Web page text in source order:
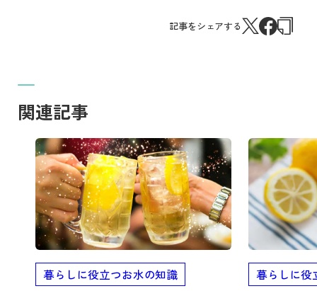
記事をシェアする
関連記事
暮らしに役立つお水の知識
記事を読む
暮らしに役
記事を読む